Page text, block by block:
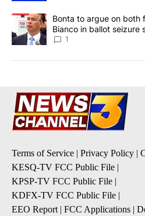
A trending article titled "Bonta to
Bonta to argue on both
Bianco in ballot seizure
1
Terms of Service | Privacy Policy |
KESQ-TV FCC Public File |
KPSP-TV FCC Public File |
KDFX-TV FCC Public File |
EEO Report | FCC Applications |